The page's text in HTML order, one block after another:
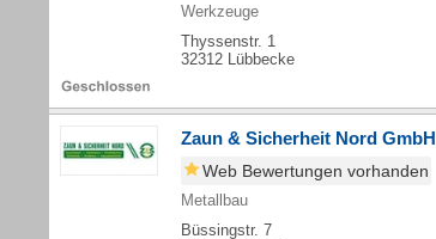
Werkzeuge
Thyssenstr. 1
32312 Lübbecke
Zaun & Sicherheit Nord GmbH
Web Bewertungen vorhanden
Metallbau
Büssingstr. 7